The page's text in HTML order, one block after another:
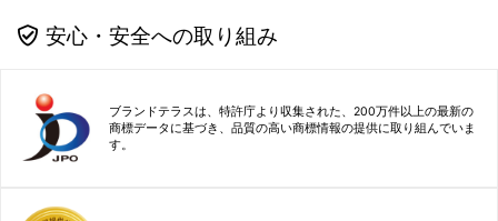
安心・安全への取り組み
ブランドテラスは、特許庁より収集された、200万件以上の最新の
商標データに基づき、品質の高い商標情報の提供に取り組んでいま
す。